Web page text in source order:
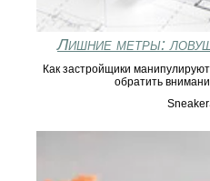
Лишние метры:
Как застройщики
обратить